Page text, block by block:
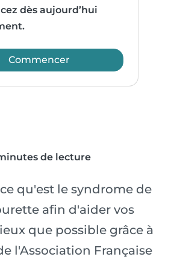
dès aujourd’hui
Commencer
de lecture
qu'est le syndrome de
afin d'aider vos
que possible grâce à
l'Association Française